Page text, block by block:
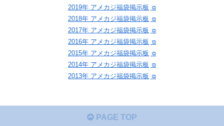
2019年 アメカジ福袋掲示板
2018年 アメカジ福袋掲示板
2017年 アメカジ福袋掲示板
2016年 アメカジ福袋掲示板
2015年 アメカジ福袋掲示板
2014年 アメカジ福袋掲示板
2013年 アメカジ福袋掲示板
PAGE TOP